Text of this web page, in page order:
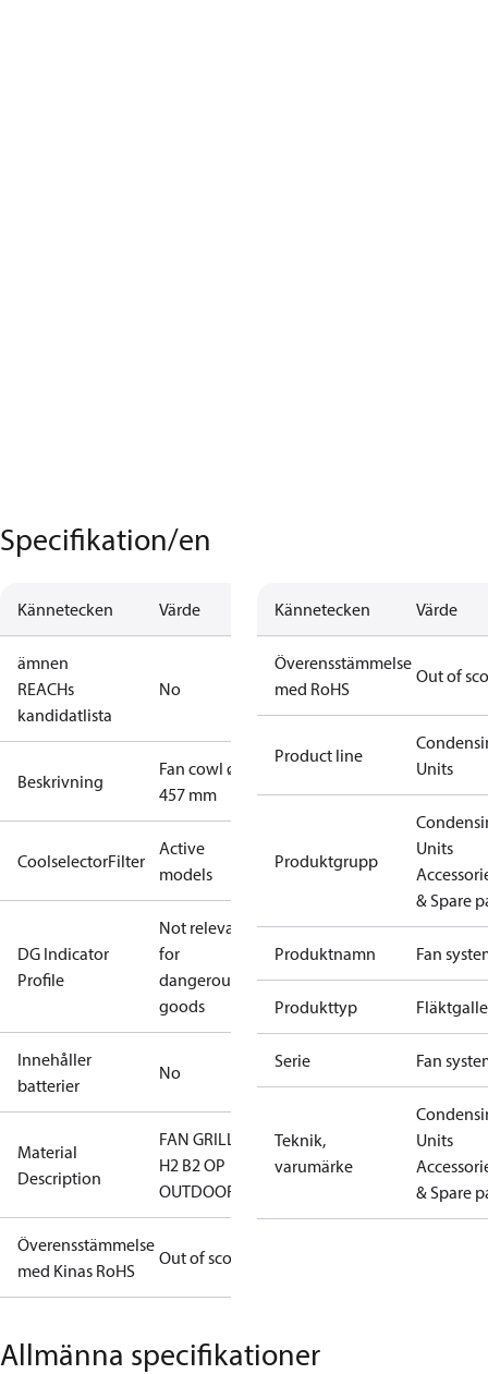
Specifikation/en
Kännetecken Värde
ämnen
REACHs
kandidatlista
No
Beskrivning
Fan cowl ø
457 mm
CoolselectorFilter
Active
models
DG Indicator
Profile
Not relevant
for
dangerous
goods
Innehåller
batterier
No
Material
Description
FAN GRILL
H2 B2 OP
OUTDOOR
Överensstämmelse
med Kinas RoHS
Out of scope
Kännetecken Värde
Överensstämmelse
med RoHS
Out of
Product line
Units
Produktgrupp
Units
& Spare
Produktnamn Fan
Produkttyp
Serie Fan
Teknik,
varumärke
Units
& Spare
Allmänna specifikationer